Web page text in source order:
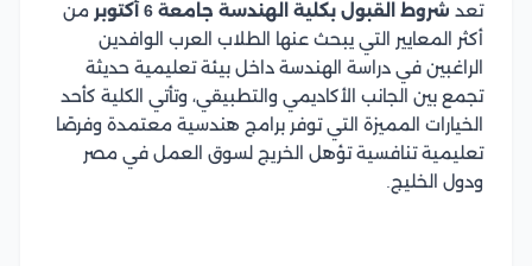
تعد شروط القبول بكلية الهندسة جامعة 6 أكتوبر
من
أكثر المعايير التي يبحث عنها الطلاب العرب الوافدين
الراغبين في دراسة الهندسة داخل بيئة تعليمية حديثة
تجمع بين الجانب الأكاديمي والتطبيقي، وتأتي الكلية كأحد
الخيارات المميزة التي توفر برامج هندسية معتمدة وفرصًا
تعليمية تنافسية تؤهل الخريج لسوق العمل في مصر
ودول الخليج.